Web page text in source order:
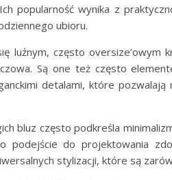
popularność wynika z
ubioru.
luźnym, często
Są one też często
detalami, które
bluz często podkreśla
podejście do projektowania
stylizacji, które są